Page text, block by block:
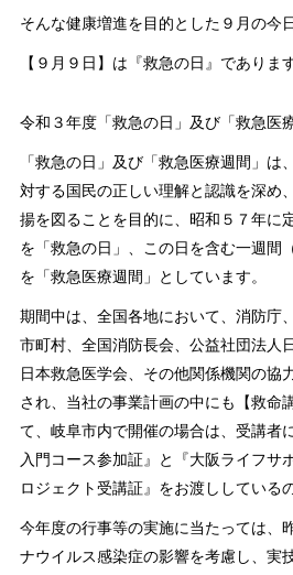
そんな健康増進を目的とした９月の今日
【９月９日】は『救急の日』でありま
令和３年度「救急の日」及び「救急医
「救急の日」及び「救急医療週間」は
対する国民の正しい理解と認識を深め
揚を図ることを目的に、昭和５７年に
を「救急の日」、この日を含む一週間
を「救急医療週間」としています。
期間中は、全国各地において、消防庁
市町村、全国消防長会、公益社団法人
日本救急医学会、その他関係機関の協
され、当社の事業計画の中にも【救命
て、岐阜市内で開催の場合は、受講者
入門コース参加証』と『大阪ライフサ
ロジェクト受講証』をお渡ししている
今年度の行事等の実施に当たっては、
ナウイルス感染症の影響を考慮し、実